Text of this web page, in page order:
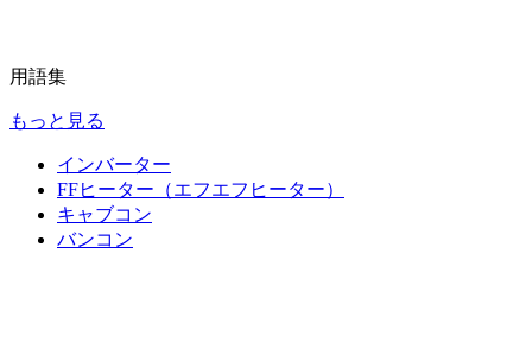
用語集
もっと見る
インバーター
FFヒーター（エフエフヒーター）
キャブコン
バンコン